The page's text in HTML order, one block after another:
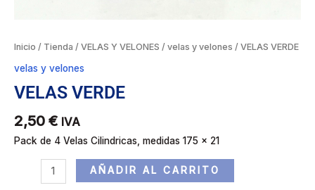
Inicio / Tienda / VELAS Y VELONES / velas y velones / VELAS VERDE
velas y velones
VELAS VERDE
2,50 € IVA
Pack de 4 Velas Cilindricas, medidas 175 x 21
AÑADIR AL CARRITO